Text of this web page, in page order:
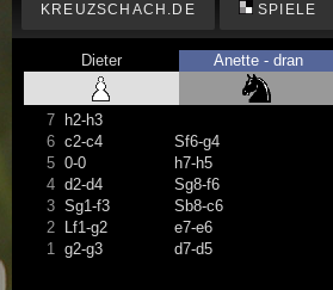
KREUZSCHACH.DE SPIELE
Dieter Anette - dran
7
h2-h3
6 c2-c4
Sf6-g4
5 0-0
h7-h5
4 d2-d4
Sg8-f6
3 Sg1-f3
Sb8-c6
2
Lf1-g2
e7-e6
1 g2-g3 d7-d5